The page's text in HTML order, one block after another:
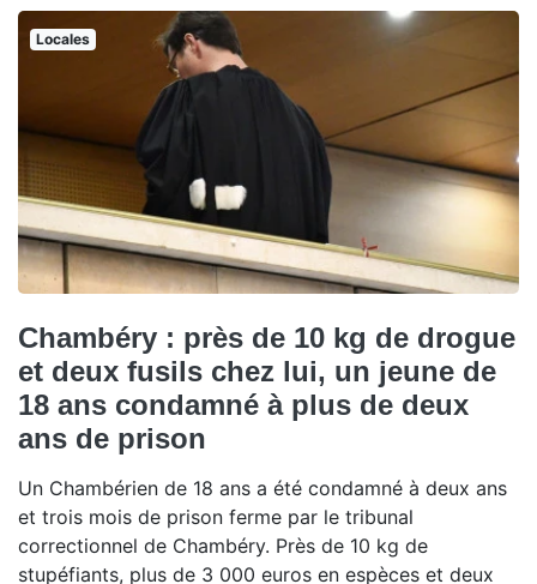
Locales
Chambéry : près de 10 kg de drogue
et deux fusils chez lui, un jeune de
18 ans condamné à plus de deux
ans de prison
Un Chambérien de 18 ans a été condamné à deux ans
et trois mois de prison ferme par le tribunal
correctionnel de Chambéry. Près de 10 kg de
stupéfiants, plus de 3 000 euros en espèces et deux